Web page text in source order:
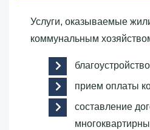
Услуги, оказываемые
коммунальным
прием оплаты
составление